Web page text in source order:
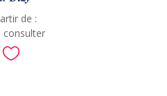
de :
consulter
